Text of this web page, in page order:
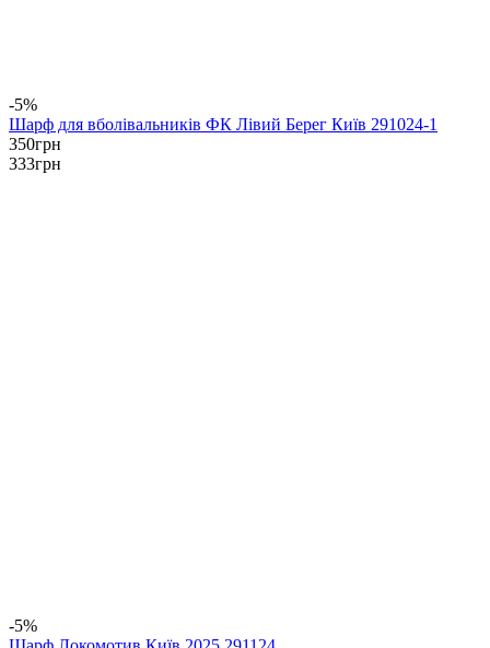
-5%
Шарф для вболівальників ФК Лівий Берег Київ 291024-1
350грн
333грн
-5%